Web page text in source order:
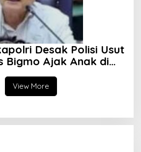
Desak Polisi Usut
Bigmo Ajak Anak di
Promosikan Vape
View More